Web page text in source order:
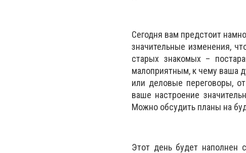
Сегодня вам предстоит
значительные изменения,
старых знакомых –
малоприятным, к чему ваша
или деловые переговоры,
ваше настроение
Можно обсудить планы на
Этот день будет наполнен